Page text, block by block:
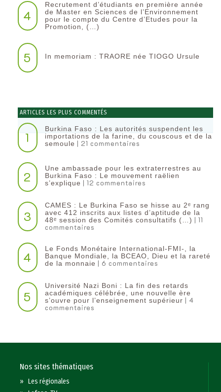
4
Recrutement d’étudiants en première année
de Master en Sciences de l’Environnement
pour le compte du Centre d’Etudes pour la
Promotion, (…)
5 In memoriam : TRAORE née TIOGO Ursule
ARTICLES LES PLUS COMMENTÉS
1
Burkina Faso : Les autorités suspendent les
importations de la farine, du couscous et de la
semoule | 21 commentaires
2
Une ambassade pour les extraterrestres au
Burkina Faso : Le mouvement raëlien
s’explique | 12 commentaires
3
CAMES : Le Burkina Faso se hisse au 2ᵉ rang
avec 412 inscrits aux listes d’aptitude de la
48ᵉ session des Comités consultatifs (…) | 11
commentaires
4
Le Fonds Monétaire International-FMI-, la
Banque Mondiale, la BCEAO, Dieu et la rareté
de la monnaie | 6 commentaires
5
Université Nazi Boni : La fin des retards
académiques célébrée, une nouvelle ère
s’ouvre pour l’enseignement supérieur | 4
commentaires
Nos sites thématiques
»Les régionales